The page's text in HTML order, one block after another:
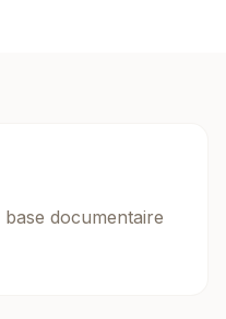
documentaire